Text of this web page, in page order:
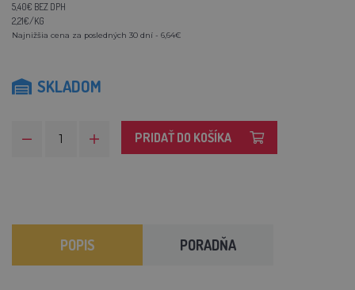
5,40€ BEZ DPH
2,21€/KG
Najnižšia cena za posledných 30 dní - 6,64€
SKLADOM
PRIDAŤ DO KOŠÍKA
POPIS PORADŇA